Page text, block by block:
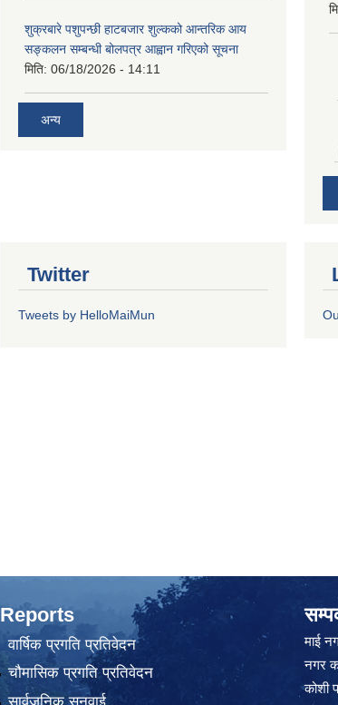
शुक्रबारे पशुपन्छी हाटबजार शुल्कको आन्तरिक आय
सङ्कलन सम्बन्धी बोलपत्र आह्वान गरिएको सूचना
मिति: 06/18/2026 - 14:11
अन्य
Twitter
Tweets by HelloMaiMun
Reports
वार्षिक प्रगति प्रतिवेदन
चौमासिक प्रगति प्रतिवेदन
माई
नगर
कोशी